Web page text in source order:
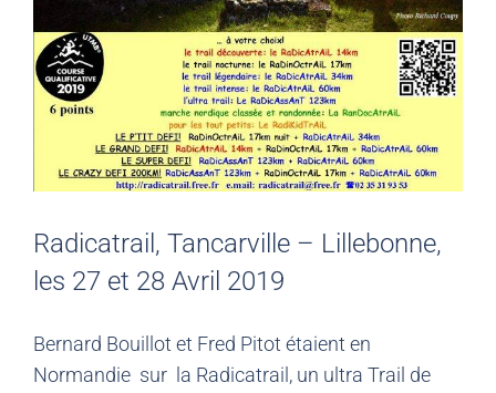
Radicatrail, Tancarville – Lillebonne,
les 27 et 28 Avril 2019
Bernard Bouillot et Fred Pitot étaient en
Normandie sur la Radicatrail, un ultra Trail de